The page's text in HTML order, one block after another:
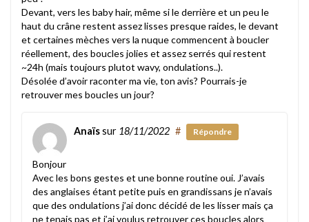
Devant, vers les baby hair, même si le derrière et un peu le
haut du crâne restent assez lisses presque raides, le devant
et certaines mèches vers la nuque commencent à boucler
réellement, des boucles jolies et assez serrés qui restent
~24h (mais toujours plutot wavy, ondulations..).
Désolée d’avoir raconter ma vie, ton avis? Pourrais-je
retrouver mes boucles un jour?
Anaïssur 18/11/2022 # Répondre
Bonjour
Avec les bons gestes et une bonne routine oui. J’avais
des anglaises étant petite puis en grandissans je n’avais
que des ondulations j’ai donc décidé de les lisser mais ça
ne tenais pas et j’ai voulus retrouver ces boucles alors